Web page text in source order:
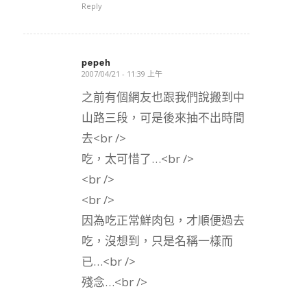
Reply
pepeh
says:
2007/04/21 - 11:39 上午
之前有個網友也跟我們說搬到中
山路三段，可是後來抽不出時間
去<br />
吃，太可惜了…<br />
<br />
<br />
因為吃正常鮮肉包，才順便過去
吃，沒想到，只是名稱一樣而
已…<br />
殘念…<br />